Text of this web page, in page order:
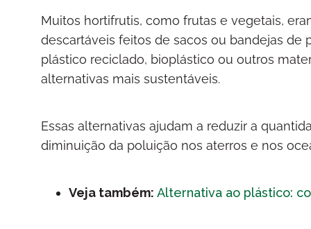
Muitos hortifrutis, como frutas e vegetais,
descartáveis feitos de sacos ou bandejas
plástico reciclado, bioplástico ou outros
alternativas mais sustentáveis.
Essas alternativas ajudam a reduzir a
diminuição da poluição nos aterros e nos
Veja também: Alternativa ao plástico: